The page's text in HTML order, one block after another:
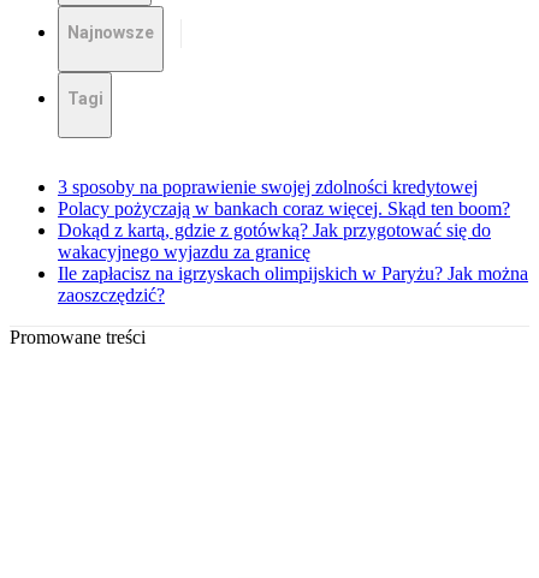
Najnowsze
Tagi
3 sposoby na poprawienie swojej zdolności kredytowej
Polacy pożyczają w bankach coraz więcej. Skąd ten boom?
Dokąd z kartą, gdzie z gotówką? Jak przygotować się do
wakacyjnego wyjazdu za granicę
Ile zapłacisz na igrzyskach olimpijskich w Paryżu? Jak można
zaoszczędzić?
Promowane treści